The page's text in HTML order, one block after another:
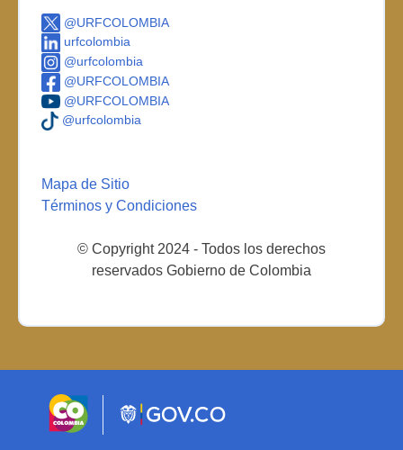
@URFCOLOMBIA
urfcolombia
@urfcolombia
@URFCOLOMBIA
@URFCOLOMBIA
@urfcolombia
Mapa de Sitio
Términos y Condiciones
© Copyright 2024 - Todos los derechos
reservados Gobierno de Colombia